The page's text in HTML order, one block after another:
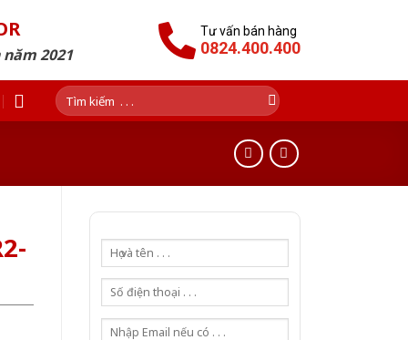
2021
Tư vấn bán hàng
0824.400.400
Tìm
kiếm: